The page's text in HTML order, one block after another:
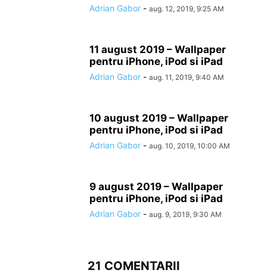
Adrian Gabor - aug. 12, 2019, 9:25 AM
11 august 2019 – Wallpaper
pentru iPhone, iPod si iPad
Adrian Gabor - aug. 11, 2019, 9:40 AM
10 august 2019 – Wallpaper
pentru iPhone, iPod si iPad
Adrian Gabor - aug. 10, 2019, 10:00 AM
9 august 2019 – Wallpaper
pentru iPhone, iPod si iPad
Adrian Gabor - aug. 9, 2019, 9:30 AM
21 COMENTARII